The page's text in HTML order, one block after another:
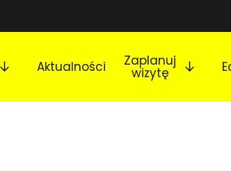
Aktualności Zaplanuj
wizytę